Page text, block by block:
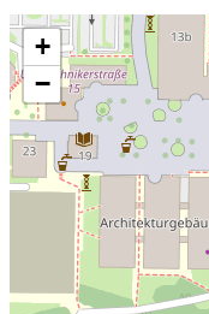
+
−